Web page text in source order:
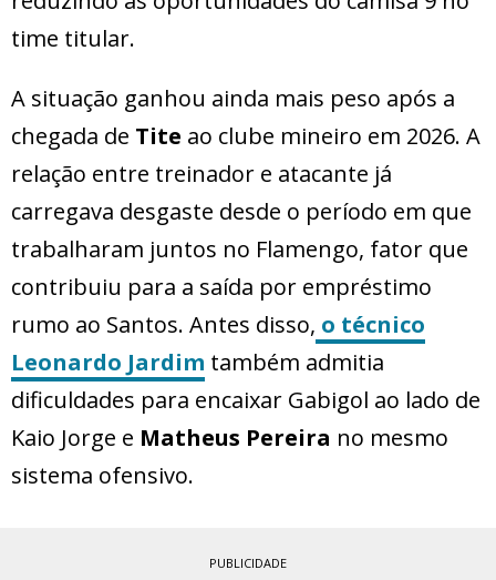
time titular.
A situação ganhou ainda mais peso após a
chegada de Tite ao clube mineiro em 2026. A
relação entre treinador e atacante já
carregava desgaste desde o período em que
trabalharam juntos no Flamengo, fator que
contribuiu para a saída por empréstimo
rumo ao Santos. Antes disso, o técnico
Leonardo Jardim também admitia
dificuldades para encaixar Gabigol ao lado de
Kaio Jorge e Matheus Pereira no mesmo
sistema ofensivo.
PUBLICIDADE